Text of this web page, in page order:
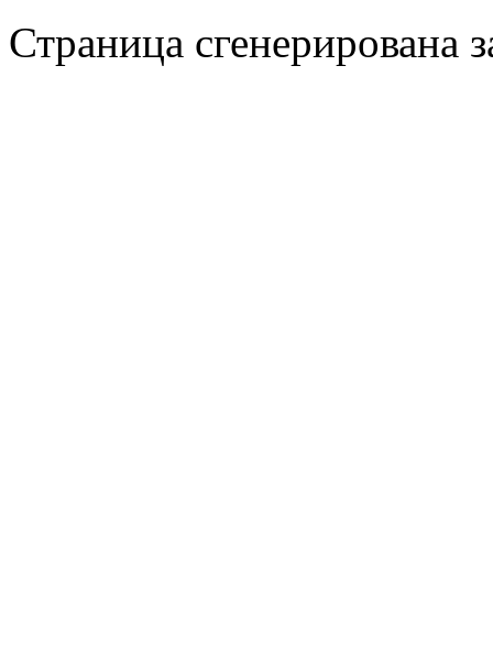
Страница сгенерирована